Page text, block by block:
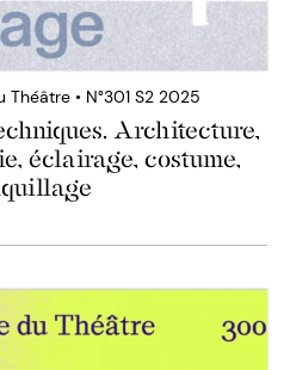
Théâtre • N°301 S2 2025
Architecture,
éclairage, costume,